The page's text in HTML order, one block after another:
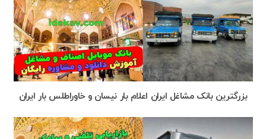
بزرگترین بانک مشاغل ایران اعلام بار نیسان و خاوراطلس بار ایران